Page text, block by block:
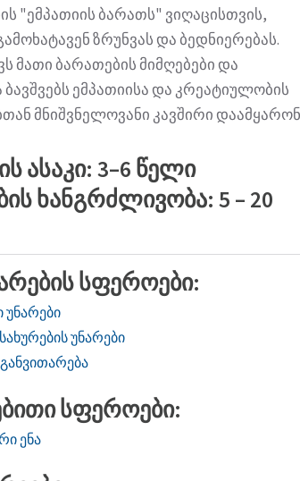
"ემპათიის ბარათს" ვიღაცისთვის,
ზრუნვას და ბედნიერებას.
მათი ბარათების მიმღებები და
ემპათიისა და კრეატიულობის
მნიშვნელოვანი კავშირი
ასაკი: 3–6 წელი
ხანგრძლივობა: 5 – 20
სფეროები:
უნარები
სფეროები:
ენა